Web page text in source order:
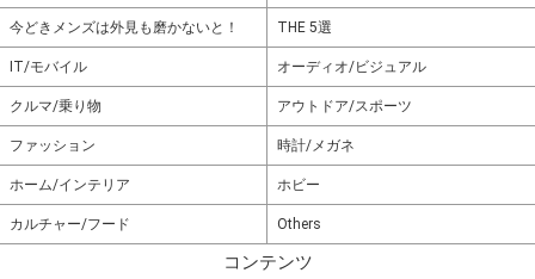
今どきメンズは外見も磨かないと！ THE 5選
IT/モバイル オーディオ/ビジュアル
クルマ/乗り物 アウトドア/スポーツ
ファッション 時計/メガネ
ホーム/インテリア ホビー
カルチャー/フード Others
コンテンツ